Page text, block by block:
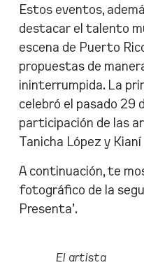
Estos eventos,
destacar el talento
escena de Puerto
propuestas de
ininterrumpida. La
celebró el pasado 29
participación de las
Tanicha López y
A continuación, te
fotográfico de la
Presenta’.
El artista